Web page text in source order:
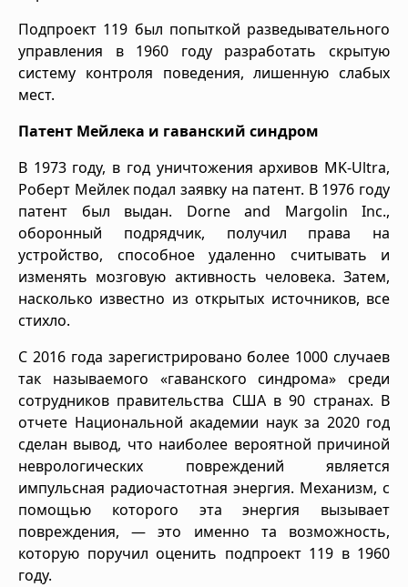
Подпроект 119 был попыткой разведывательного
управления в 1960 году разработать скрытую
систему контроля поведения, лишенную слабых
мест.
Патент Мейлека и гаванский синдром
В 1973 году, в год уничтожения архивов MK-Ultra,
Роберт Мейлек подал заявку на патент. В 1976 году
патент был выдан. Dorne and Margolin Inc.,
оборонный подрядчик, получил права на
устройство, способное удаленно считывать и
изменять мозговую активность человека. Затем,
насколько известно из открытых источников, все
стихло.
С 2016 года зарегистрировано более 1000 случаев
так называемого «гаванского синдрома» среди
сотрудников правительства США в 90 странах. В
отчете Национальной академии наук за 2020 год
сделан вывод, что наиболее вероятной причиной
неврологических повреждений является
импульсная радиочастотная энергия. Механизм, с
помощью которого эта энергия вызывает
повреждения, — это именно та возможность,
которую поручил оценить подпроект 119 в 1960
году.